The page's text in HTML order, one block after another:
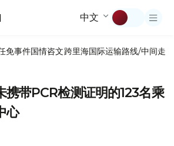
中文
免事件国情咨文跨里海国际运输路线/中间走廊
携带PCR检测证明的123名乘
心